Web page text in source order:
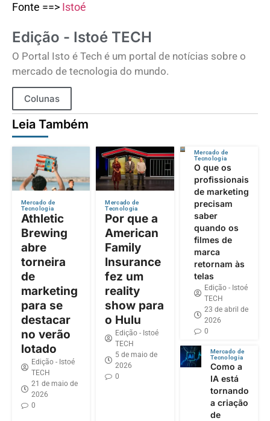
Fonte ==> Istoé
Edição - Istoé TECH
O Portal Isto é Tech é um portal de notícias sobre o
mercado de tecnologia do mundo.
Colunas
Leia Também
Mercado de
Tecnologia
Athletic
Brewing
abre
torneira
de
marketing
para se
destacar
no verão
lotado
Edição - Istoé
TECH
21 de maio de
2026
0
Mercado de
Tecnologia
Por que a
American
Family
Insurance
fez um
reality
show para
o Hulu
Edição - Istoé
TECH
5 de maio de
2026
0
Mercado de
Tecnologia
O que os
profissionais
de marketing
precisam
saber
quando os
filmes de
marca
retornam às
telas
Edição - Istoé
TECH
23 de abril de
2026
0
Mercado de
Tecnologia
Como a
IA está
tornando
a criação
de